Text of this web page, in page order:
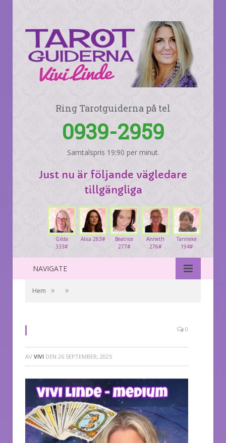
Ring Tarotguiderna på tel
0939-2959
Samtalspris 19:90 per minut.
Just nu är följande vägledare
tillgängliga
Tanneke
194#
Anneth
276#
Beatrice
277#
Alica 283#
Gilda
333#
NAVIGATE
Hem » »
0
AV VIVI DEN 26 SEPTEMBER, 2025